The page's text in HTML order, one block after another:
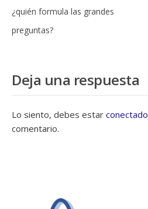
¿quién formula las grandes
preguntas?
Deja una respuesta
Lo siento, debes estar conectado
comentario.